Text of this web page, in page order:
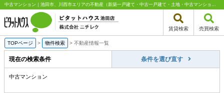
中古マンション｜池田市、川西市エリアの不動産（新築一戸建て・中古一戸建て・土地・中古マンション）はピタットハウス池田店 株式会社ニチレク
賃貸検索 売買検索
TOPページ > 物件検索 > 不動産情報一覧
現在の検索条件 条件を選び直す
中古マンション